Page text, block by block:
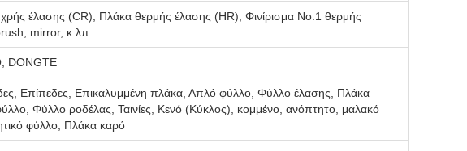
έλασης (CR), Πλάκα θερμής έλασης (HR), Φινίρισμα Νο.1 θερμής
mirror, κ.λπ.
DONGTE
Επίπεδες, Επικαλυμμένη πλάκα, Απλό φύλλο, Φύλλο έλασης, Πλάκα
Φύλλο ροδέλας, Ταινίες, Κενό (Κύκλος), κομμένο, ανόπτητο, μαλακό
φύλλο, Πλάκα καρό